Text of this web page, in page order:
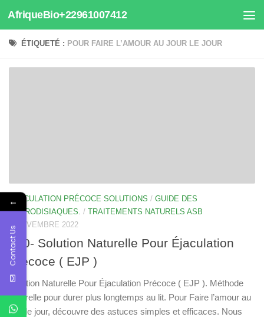
Au dessous du contenu
AfriqueBio+22961007412
ÉTIQUETÉ : POUR FAIRE L’AMOUR AU JOUR LE JOUR
EJACULATION PRÉCOCE SOLUTIONS / GUIDE DES
APHRODISIAQUES. / TRAITEMENTS NATURELS ASB
4 NOVEMBRE 2022
840- Solution Naturelle Pour Éjaculation
Précoce ( EJP )
Solution Naturelle Pour Éjaculation Précoce ( EJP ). Méthode
naturelle pour durer plus longtemps au lit. Pour Faire l’amour au
jour le jour, découvre des astuces simples et efficaces. Nous
←
Contact Us